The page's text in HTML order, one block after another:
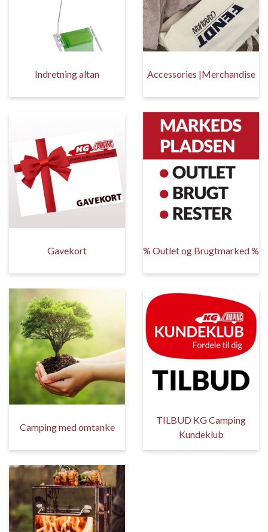
Indretning altan Accessories |Merchandise
Gavekort % Outlet og Brugtmarked %
Camping med omtanke
TILBUD KG Camping
Kundeklub